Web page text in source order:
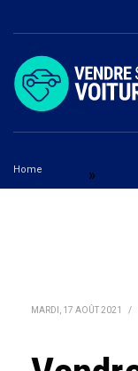
Home »
MARDI, 17 AOÛT 2021 /